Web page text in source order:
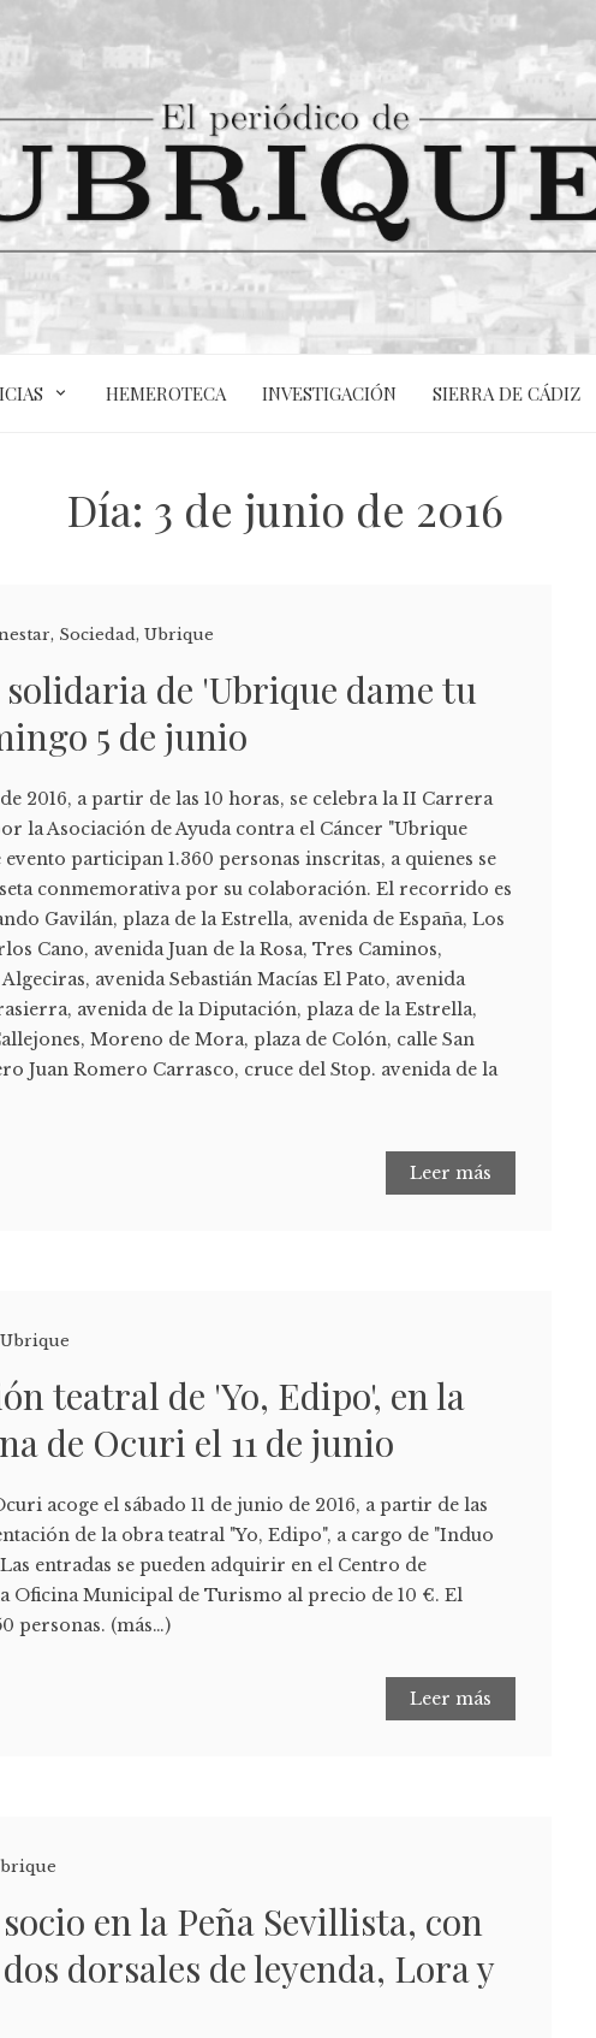
HEMEROTECA INVESTIGACIÓN SIERRA DE CÁDIZ
Día: 3 de junio de 2016
, Sociedad,Ubrique
de 'Ubrique dame tu
5 de junio
2016, a partir de las 10 horas, se celebra la II Carrera
la Asociación de Ayuda contra el Cáncer "Ubrique
evento participan 1.360 personas inscritas, a quienes se
conmemorativa por su colaboración. El recorrido es
Gavilán, plaza de la Estrella, avenida de España, Los
Cano, avenida Juan de la Rosa, Tres Caminos,
avenida Sebastián Macías El Pato, avenida
avenida de la Diputación, plaza de la Estrella,
Moreno de Mora, plaza de Colón, calle San
Juan Romero Carrasco, cruce del Stop. avenida de la
Leer más
Ubrique
teatral de 'Yo, Edipo', en la
de Ocuri el 11 de junio
acoge el sábado 11 de junio de 2016, a partir de las
de la obra teatral "Yo, Edipo", a cargo de "Induo
entradas se pueden adquirir en el Centro de
Oficina Municipal de Turismo al precio de 10 €. El
personas. (más…)
Leer más
en la Peña Sevillista, con
dorsales de leyenda, Lora y